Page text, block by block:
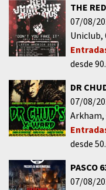
THE
07/08/
Uniclub
desde
DR
07/08/
Arkham
desde
PASCO
07/08/